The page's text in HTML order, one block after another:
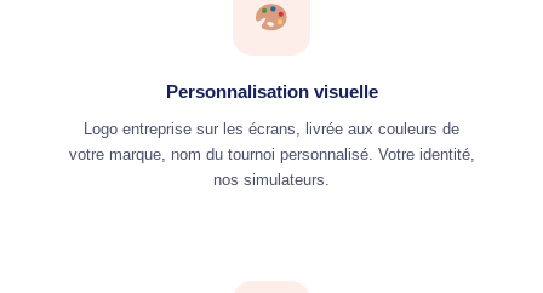
Personnalisation visuelle
Logo entreprise sur les écrans, livrée aux couleurs de
votre marque, nom du tournoi personnalisé. Votre identité,
nos simulateurs.